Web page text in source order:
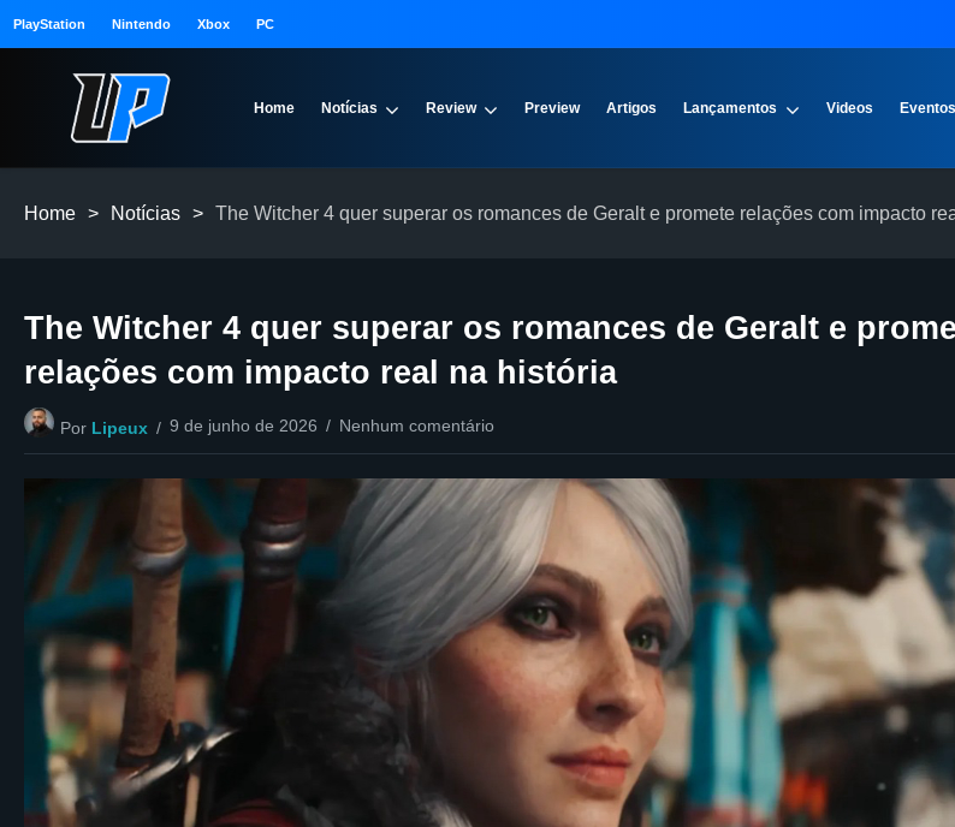
PlayStation Nintendo Xbox PC
Home Notícias Review Preview Artigos Lançamentos Videos Eventos
Home > Notícias > The Witcher 4 quer superar os romances de Geralt e promete relações com impacto
The Witcher 4 quer superar os romances de Geralt e
relações com impacto real na história
Por Lipeux 9 de junho de 2026 Nenhum comentário